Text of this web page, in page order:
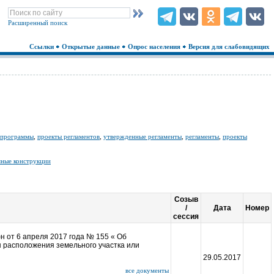
Расширенный поиск
Ссылки Открытые данные Опрос населения Версия для слабовидящих
проекты регламентов утвержденные регламенты регламенты проекты
конструкции
Созыв
/
сессия
Дата Номер
от 6 апреля 2017 года № 155 « Об
земельного участка или
все документы
29.05.2017